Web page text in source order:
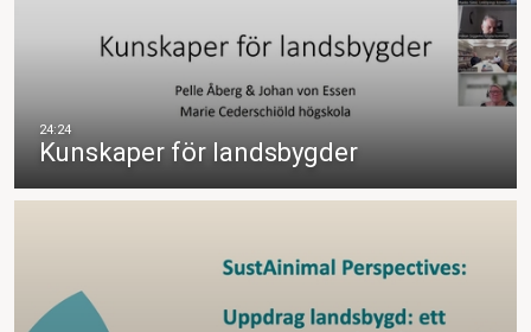
Kunskaper för landsbygder